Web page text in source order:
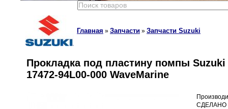
Главная » Запчасти » Запчасти Suzuki
Прокладка под пластину помпы Suzuki
17472-94L00-000 WaveMarine
СДЕЛАНО